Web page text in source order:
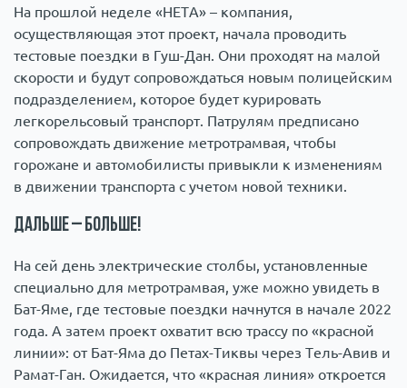
На прошлой неделе «НЕТА» – компания,
осуществляющая этот проект, начала проводить
тестовые поездки в Гуш-Дан. Они проходят на малой
скорости и будут сопровождаться новым полицейским
подразделением, которое будет курировать
легкорельсовый транспорт. Патрулям предписано
сопровождать движение метротрамвая, чтобы
горожане и автомобилисты привыкли к изменениям
в движении транспорта с учетом новой техники.
Дальше – больше!
На сей день электрические столбы, установленные
специально для метротрамвая, уже можно увидеть в
Бат-Яме, где тестовые поездки начнутся в начале 2022
года. А затем проект охватит всю трассу по «красной
линии»: от Бат-Яма до Петах-Тиквы через Тель-Авив и
Рамат-Ган. Ожидается, что «красная линия» откроется